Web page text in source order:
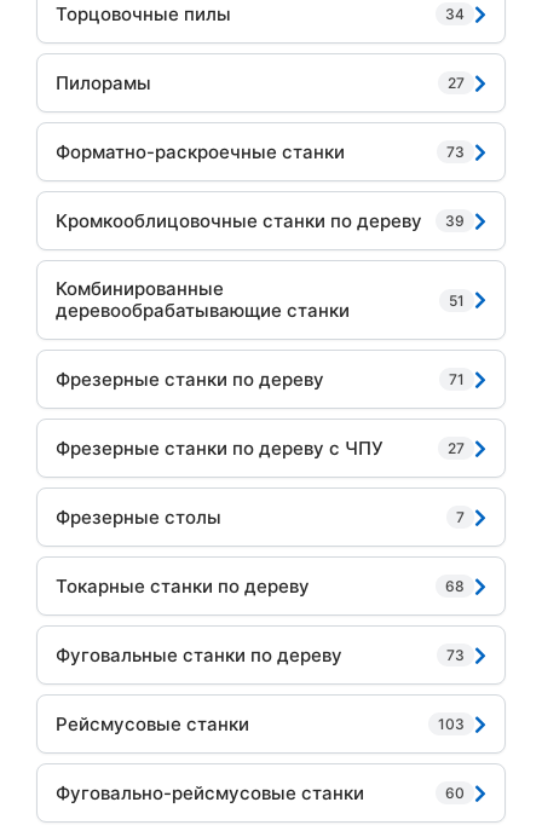
Торцовочные пилы 34
Пилорамы 27
Форматно-раскроечные станки 73
Кромкооблицовочные станки по дереву 39
Комбинированные
деревообрабатывающие станки
51
Фрезерные станки по дереву 71
Фрезерные станки по дереву с ЧПУ 27
Фрезерные столы 7
Токарные станки по дереву 68
Фуговальные станки по дереву 73
Рейсмусовые станки 103
Фуговально-рейсмусовые станки 60